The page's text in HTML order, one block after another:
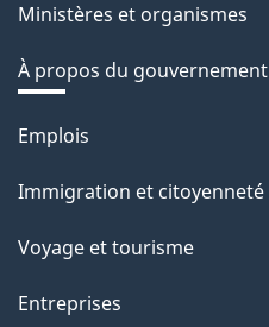
Ministères et organismes
À propos du gouvernement
Thèmes
sujets
Emplois
Immigration et citoyenneté
Voyage et tourisme
Entreprises